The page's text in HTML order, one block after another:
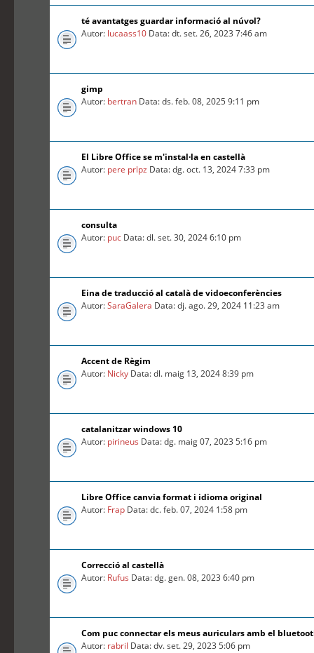
té avantatges guardar informació al núvol?
Autor: lucaass10 Data: dt. set. 26, 2023 7:46 am
gimp
Autor: bertran Data: ds. feb. 08, 2025 9:11 pm
El Libre Office se m'instal·la en castellà
Autor: pere prlpz Data: dg. oct. 13, 2024 7:33 pm
consulta
Autor: puc Data: dl. set. 30, 2024 6:10 pm
Eina de traducció al català de vidoeconferències
Autor:SaraGalera Data: dj. ago. 29, 2024 11:23 am
Accent de Règim
Autor: Nicky Data: dl. maig 13, 2024 8:39 pm
catalanitzar windows 10
Autor: pirineus Data: dg. maig 07, 2023 5:16 pm
Libre Office canvia format i idioma original
Autor: Frap Data: dc. feb. 07, 2024 1:58 pm
Correcció al castellà
Autor: Rufus Data: dg. gen. 08, 2023 6:40 pm
Com puc connectar els meus auriculars amb el
Autor: rabril Data: dv. set. 29, 2023 5:06 pm